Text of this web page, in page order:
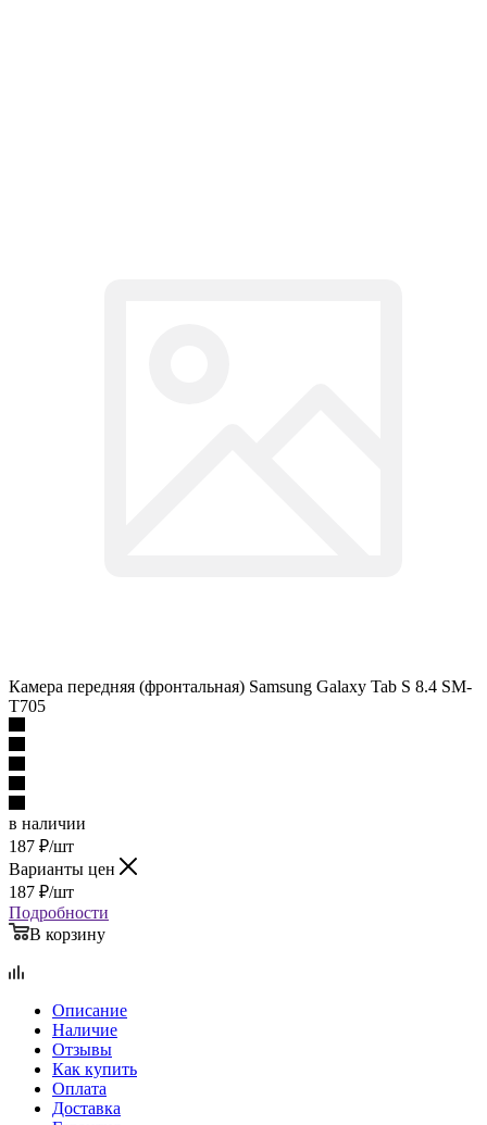
в наличии
Варианты цен
187
Подробности
В корзину
Описание
Наличие
Оплата
Доставка
Гарантия